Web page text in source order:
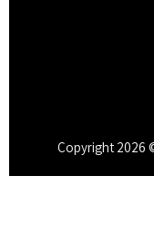
Copyright 2026